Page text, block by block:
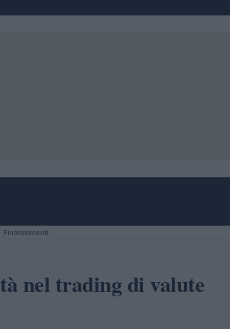
Finanziamenti
nel trading di valute